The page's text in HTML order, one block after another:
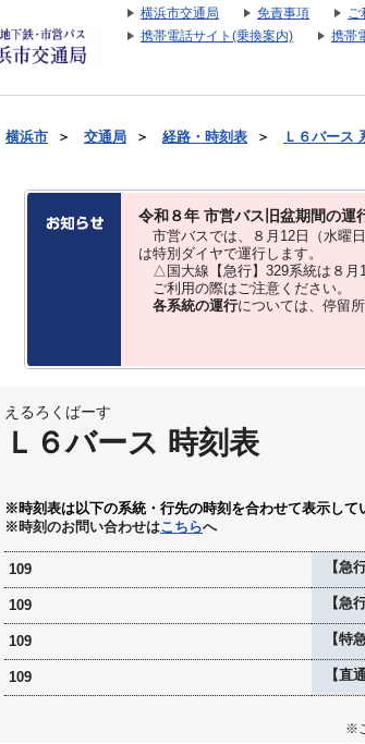
横浜市交通局 免責事項 ご
携帯電話サイト(乗換案内)
携帯
横浜市 ＞ 交通局 ＞ 経路・時刻表 ＞ Ｌ６バース
令和８年 市営バス旧盆期間の運
市営バスでは、８⽉12⽇（水曜
は特別ダイヤで運⾏します。
△国大線【急行】329系統は８月
ご利用の際はご注意ください。
各系統の運行については、停留
えるろくばーす
Ｌ６バース 時刻表
※時刻表は以下の系統・行先の時刻を合わせて表示して
※時刻のお問い合わせはこちらへ
109 【急
109 【急
109 【特
109 【直
※